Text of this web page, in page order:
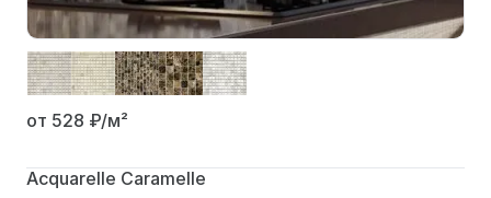
от 528 ₽/м²
Acquarelle Caramelle